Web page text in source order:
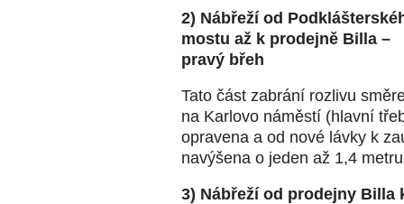
2) Nábřeží od
mostu až k prodejně Billa –
pravý břeh
Tato část zabrání rozlivu
na Karlovo náměstí (hlavní
opravena a od nové lávky k
navýšena o jeden až 1,4
3) Nábřeží od prodejny Billa